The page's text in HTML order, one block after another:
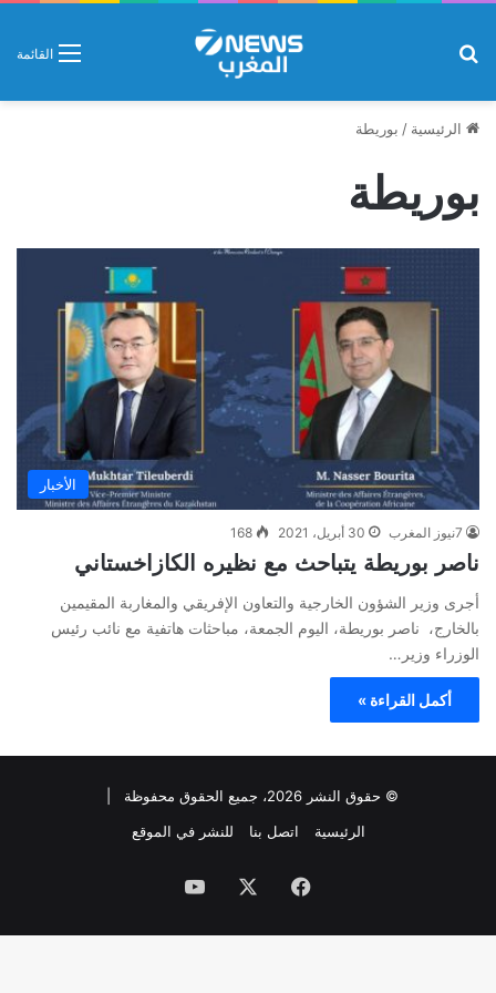
القائمة
الرئيسية / بوريطة
بوريطة
الأخبار
7نيوز المغرب 30 أبريل، 2021 168
ناصر بوريطة يتباحث مع نظيره الكازاخستاني
أجرى وزير الشؤون الخارجية والتعاون الإفريقي والمغاربة المقيمين
بالخارج، ناصر بوريطة، اليوم الجمعة، مباحثات هاتفية مع نائب رئيس
الوزراء وزير…
أكمل القراءة »
© حقوق النشر 2026، جميع الحقوق محفوظة |
الرئيسية
اتصل بنا للنشر في الموقع
فيسبوك